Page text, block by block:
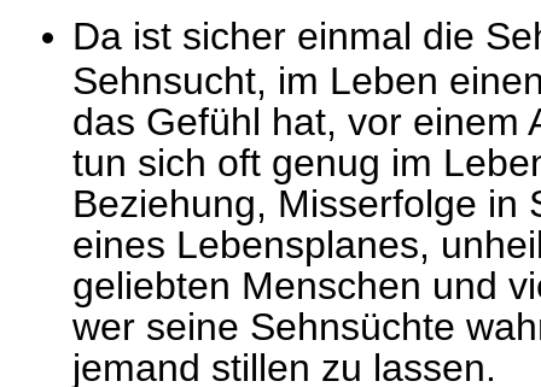
Da ist sicher einmal die
Sehnsucht, im Leben
das Gefühl hat, vor einem
tun sich oft genug im
Beziehung, Misserfolge in
eines Lebensplanes,
geliebten Menschen und
wer seine Sehnsüchte
jemand stillen zu lassen.